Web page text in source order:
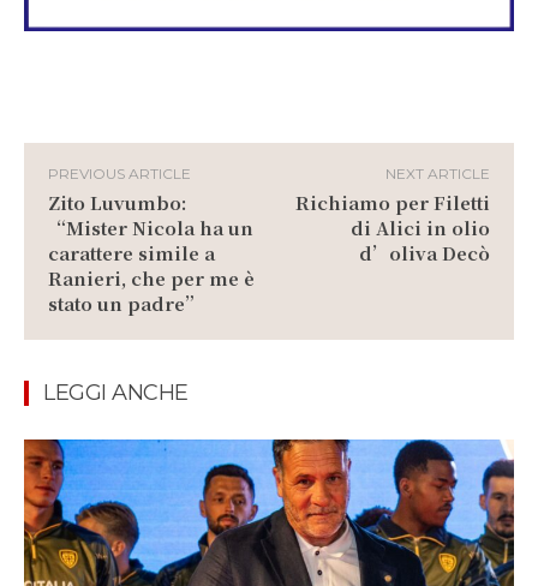
PREVIOUS ARTICLE
Zito Luvumbo:
“Mister Nicola ha un
carattere simile a
Ranieri, che per me è
stato un padre”
NEXT ARTICLE
Richiamo per Filetti
di Alici in olio
d’oliva Decò
LEGGI ANCHE